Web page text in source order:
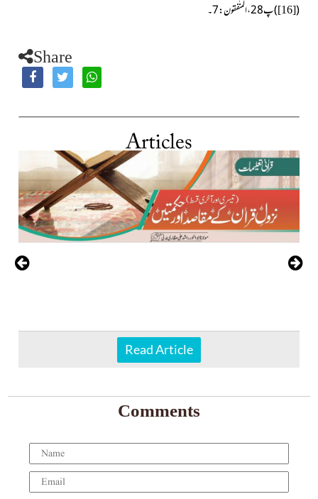
(
[16])پ28، المنٰفقون:7۔
Share
Articles
Read Article
Comments